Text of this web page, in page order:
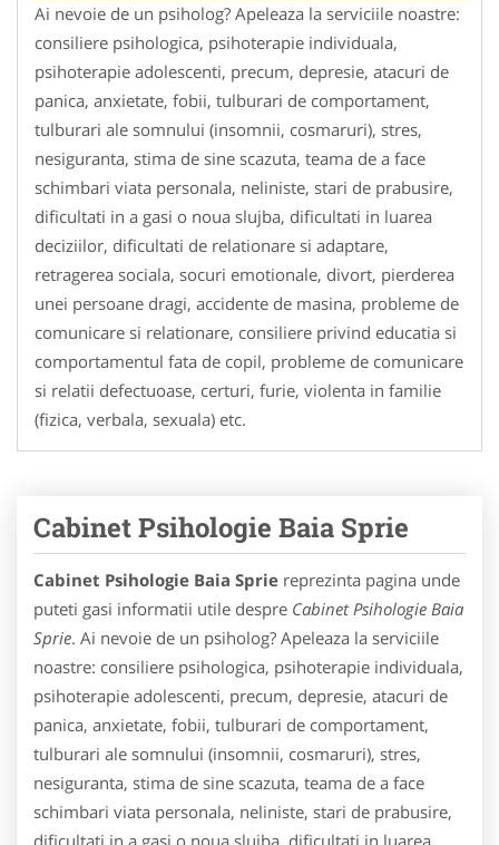
Ai nevoie de un psiholog? Apeleaza la serviciile noastre:
consiliere psihologica, psihoterapie individuala,
psihoterapie adolescenti, precum, depresie, atacuri de
panica, anxietate, fobii, tulburari de comportament,
tulburari ale somnului (insomnii, cosmaruri), stres,
nesiguranta, stima de sine scazuta, teama de a face
schimbari viata personala, neliniste, stari de prabusire,
dificultati in a gasi o noua slujba, dificultati in luarea
deciziilor, dificultati de relationare si adaptare,
retragerea sociala, socuri emotionale, divort, pierderea
unei persoane dragi, accidente de masina, probleme de
comunicare si relationare, consiliere privind educatia si
comportamentul fata de copil, probleme de comunicare
si relatii defectuoase, certuri, furie, violenta in familie
(fizica, verbala, sexuala) etc.
Cabinet Psihologie Baia Sprie
Cabinet Psihologie Baia Sprie reprezinta pagina unde
puteti gasi informatii utile despre Cabinet Psihologie Baia
Sprie. Ai nevoie de un psiholog? Apeleaza la serviciile
noastre: consiliere psihologica, psihoterapie individuala,
psihoterapie adolescenti, precum, depresie, atacuri de
panica, anxietate, fobii, tulburari de comportament,
tulburari ale somnului (insomnii, cosmaruri), stres,
nesiguranta, stima de sine scazuta, teama de a face
schimbari viata personala, neliniste, stari de prabusire,
dificultati in a gasi o noua slujba, dificultati in luarea